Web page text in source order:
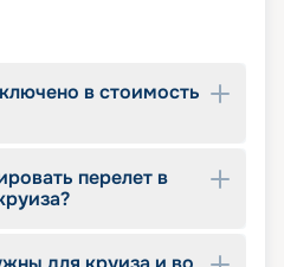
купить путевки на
не выходя из дома. На
тура: расписание
характеристики
цены на путевки, фото
удовольствием
помогут с оформлением
поддержку на
в стоимость
перелет в